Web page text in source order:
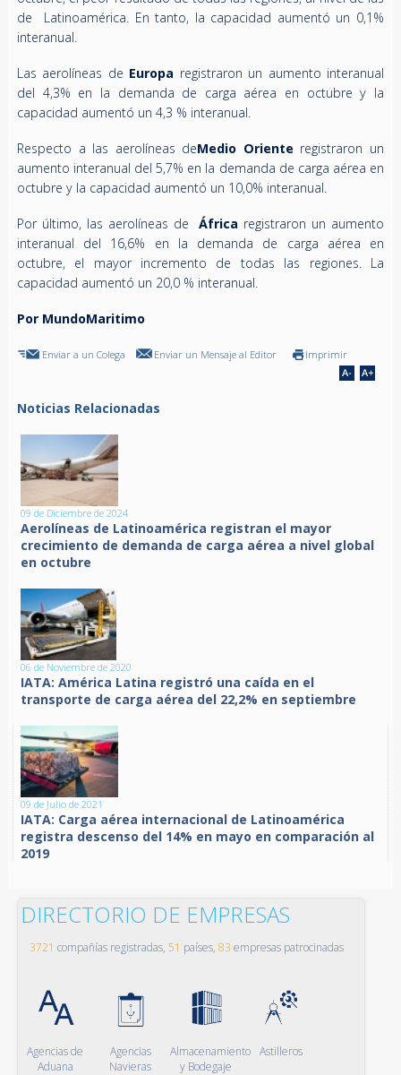
de Latinoamérica. En tanto, la capacidad aumentó un 0,1%
interanual.
Las aerolíneas de Europa registraron un aumento interanual
del 4,3% en la demanda de carga aérea en octubre y la
capacidad aumentó un 4,3 % interanual.
Respecto a las aerolíneas deMedio Oriente registraron un
aumento interanual del 5,7% en la demanda de carga aérea en
octubre y la capacidad aumentó un 10,0% interanual.
Por último, las aerolíneas de África registraron un aumento
interanual del 16,6% en la demanda de carga aérea en
octubre, el mayor incremento de todas las regiones. La
capacidad aumentó un 20,0 % interanual.
Por MundoMaritimo
Enviar a un Colega Enviar un Mensaje al Editor Imprimir
Noticias Relacionadas
09 de Diciembre de 2024
Aerolíneas de Latinoamérica registran el mayor
crecimiento de demanda de carga aérea a nivel global
en octubre
06 de Noviembre de 2020
IATA: América Latina registró una caída en el
transporte de carga aérea del 22,2% en septiembre
09 de Julio de 2021
IATA: Carga aérea internacional de Latinoamérica
registra descenso del 14% en mayo en comparación al
2019
DIRECTORIO DE EMPRESAS
3721 compañías registradas, 51 países, 83 empresas patrocinadas
Agencias de
Aduana
Agencias
Navieras
Almacenamiento
y Bodegaje
Astilleros